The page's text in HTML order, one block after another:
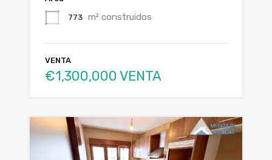
773 m² construidos
VENTA
€1,300,000 VENTA